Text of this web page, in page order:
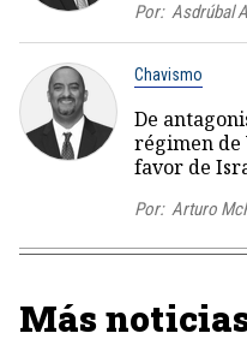
Por: Asdrúbal
Chavismo
De
régimen de
favor de
Por: Arturo
Más